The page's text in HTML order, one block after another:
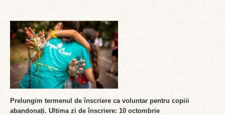
Prelungim termenul de înscriere ca voluntar pentru copiii
abandonați. Ultima zi de înscriere: 10 octombrie